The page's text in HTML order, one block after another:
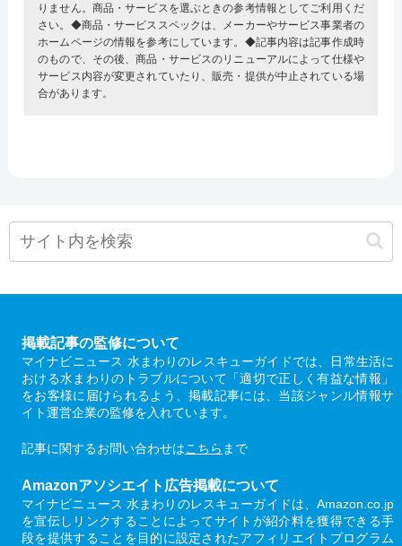
りません。商品・サービスを選ぶときの参考情報としてご利用くだ
さい。◆商品・サービススペックは、メーカーやサービス事業者の
ホームページの情報を参考にしています。◆記事内容は記事作成時
のもので、その後、商品・サービスのリニューアルによって仕様や
サービス内容が変更されていたり、販売・提供が中止されている場
合があります。
掲載記事の監修について
マイナビニュース 水まわりのレスキューガイドでは、日常生活に
おける水まわりのトラブルについて「適切で正しく有益な情報」
をお客様に届けられるよう、掲載記事には、当該ジャンル情報サ
イト運営企業の監修を入れています。
記事に関するお問い合わせはこちら まで
Amazonアソシエイト広告掲載について
マイナビニュース 水まわりのレスキューガイドは、Amazon.co.jp
を宣伝しリンクすることによってサイトが紹介料を獲得できる手
段を提供することを目的に設定されたアフィリエイトプログラム